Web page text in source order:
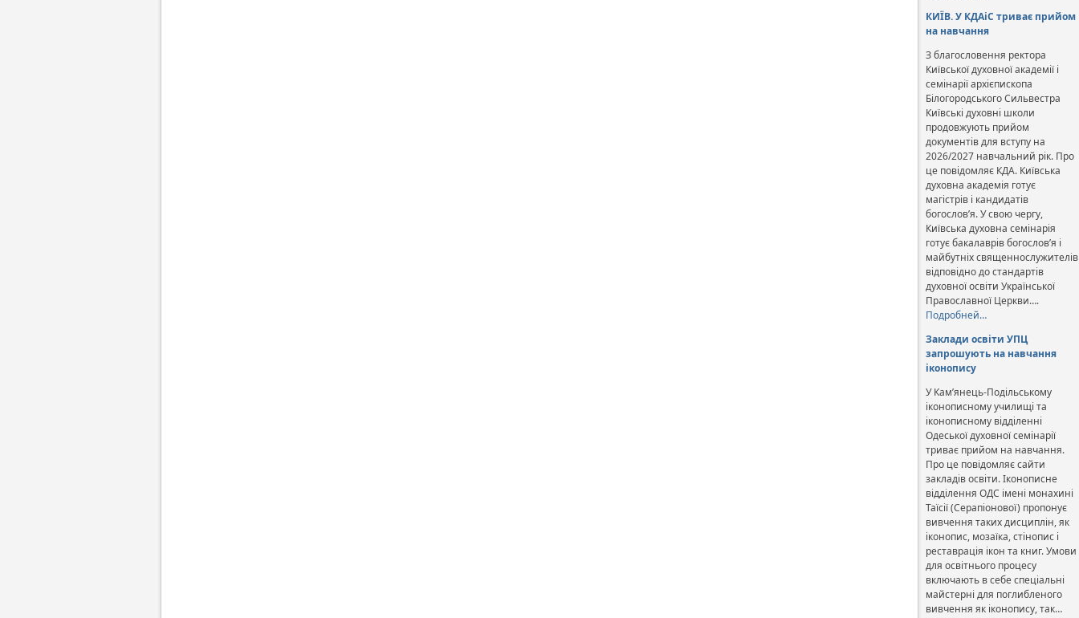
КИЇВ. У КДАіС триває прийом
на навчання
З благословення ректора
Київської духовної академії і
семінарії архієпископа
Білогородського Сильвестра
Київські духовні школи
продовжують прийом
документів для вступу на
2026/2027 навчальний рік. Про
це повідомляє КДА. Київська
духовна академія готує
магістрів і кандидатів
богослов’я. У свою чергу,
Київська духовна семінарія
готує бакалаврів богослов’я і
майбутніх священнослужителів
відповідно до стандартів
духовної освіти Української
Православної Церкви….
Подробней…
Заклади освіти УПЦ
запрошують на навчання
іконопису
У Кам’янець-Подільському
іконописному училищі та
іконописному відділенні
Одеської духовної семінарії
триває прийом на навчання.
Про це повідомляє сайти
закладів освіти. Іконописне
відділення ОДС імені монахині
Таїсії (Серапіонової) пропонує
вивчення таких дисциплін, як
іконопис, мозаїка, стінопис і
реставрація ікон та книг. Умови
для освітнього процесу
включають в себе спеціальні
майстерні для поглибленого
вивчення як іконопису, так…